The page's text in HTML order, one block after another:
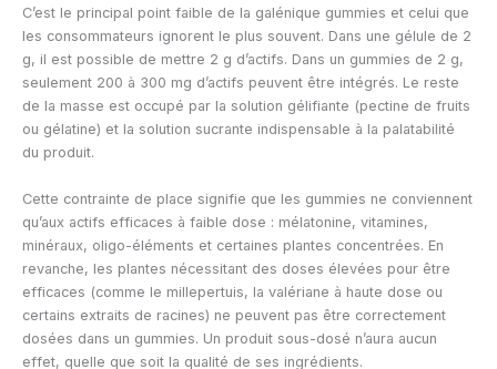
C’est le principal point faible de la galénique gummies et celui que
les consommateurs ignorent le plus souvent. Dans une gélule de 2
g, il est possible de mettre 2 g d’actifs. Dans un gummies de 2 g,
seulement 200 à 300 mg d’actifs peuvent être intégrés. Le reste
de la masse est occupé par la solution gélifiante (pectine de fruits
ou gélatine) et la solution sucrante indispensable à la palatabilité
du produit.
Cette contrainte de place signifie que les gummies ne conviennent
qu’aux actifs efficaces à faible dose : mélatonine, vitamines,
minéraux, oligo-éléments et certaines plantes concentrées. En
revanche, les plantes nécessitant des doses élevées pour être
efficaces (comme le millepertuis, la valériane à haute dose ou
certains extraits de racines) ne peuvent pas être correctement
dosées dans un gummies. Un produit sous-dosé n’aura aucun
effet, quelle que soit la qualité de ses ingrédients.